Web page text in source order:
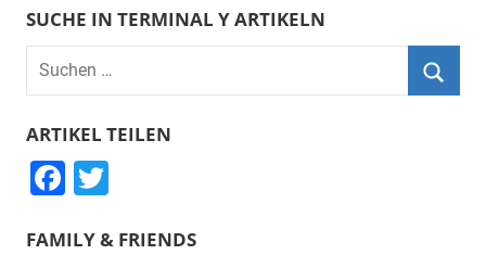
SUCHE IN TERMINAL Y ARTIKELN
Suchen
ARTIKEL TEILEN
F
c
tt
FAMILY & FRIENDS